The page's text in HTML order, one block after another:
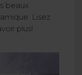
beaux
Lisez
plus!